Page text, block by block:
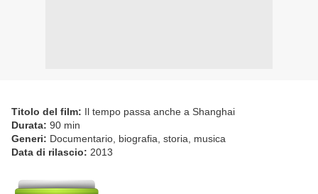
Titolo del film: Il tempo passa anche a Shanghai
Durata: 90 min
Generi: Documentario, biografia, storia, musica
Data di rilascio: 2013